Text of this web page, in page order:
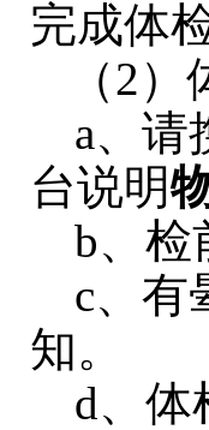
完成体检
（2
a、请
台说明
b、检
c、有
知。
d、体